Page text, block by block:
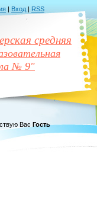
| Вход | RSS
средняя
№ 9"
Вас Гость